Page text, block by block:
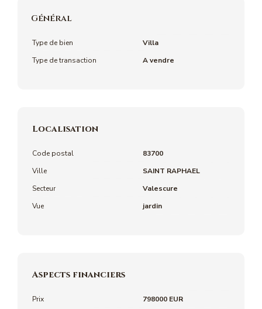
Général
Type de bien
Villa
Type de transaction
A vendre
Localisation
Code postal
83700
Ville
SAINT RAPHAEL
Secteur
Valescure
Vue
jardin
Aspects financiers
Prix
798000 EUR